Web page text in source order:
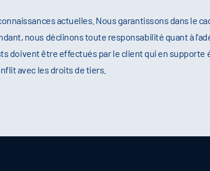
actuelles. Nous garantissons dans le
nous déclinons toute responsabilité quant à
doivent être effectués par le client qui en
avec les droits de tiers.